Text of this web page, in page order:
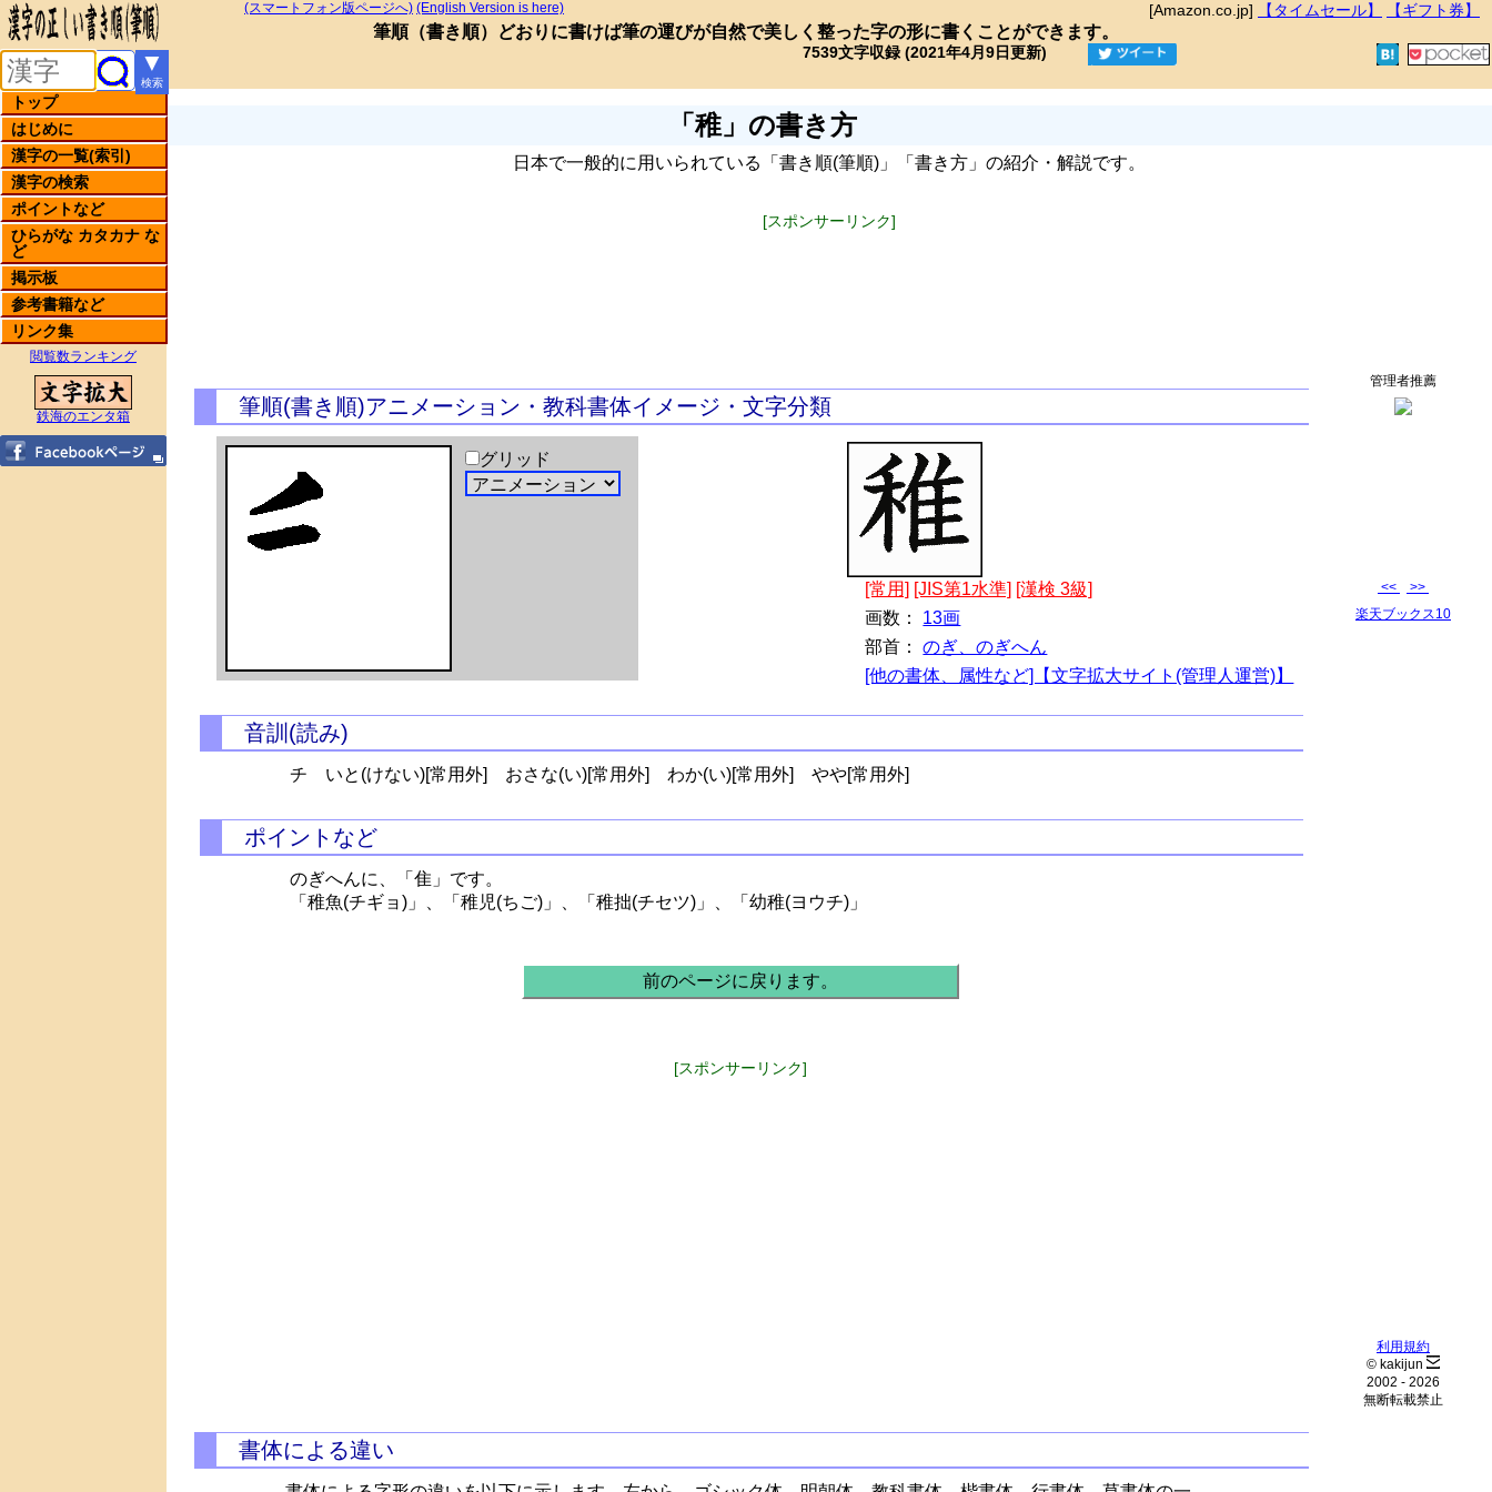
[Amazon.co.jp] 【タイムセール】 【ギフト券】
(スマートフォン版ページへ) (English Version is here)
筆順（書き順）どおりに書けば筆の運びが自然で美しく整った字の形に書くことができます。
7539文字収録 (2021年4月9日更新)
▼
検索
トップ
はじめに
漢字の一覧(索引)
漢字の検索
ポイントなど
ひらがな カタカナ な
ど
掲示板
参考書籍など
リンク集
閲覧数ランキング
鉄海のエンタ箱
「稚」の書き方
日本で一般的に用いられている「書き順(筆順)」「書き方」の紹介・解説です。
[スポンサーリンク]
筆順(書き順)アニメーション・教科書体イメージ・文字分類
グリッド
[常用] [JIS第1水準] [漢検 3級]
画数： 13画
部首：のぎ、のぎへん
[他の書体、属性など]【文字拡大サイト(管理人運営)】
音訓(読み)
チ いと(けない)[常用外] おさな(い)[常用外] わか(い)[常用外] やや[常用外]
ポイントなど
のぎへんに、「隹」です。
「稚魚(チギョ)」、「稚児(ちご)」、「稚拙(チセツ)」、「幼稚(ヨウチ)」
前のページに戻ります。
[スポンサーリンク]
書体による違い
管理者推薦
<<
>>
楽天ブックス10
利用規約
© kakijun
2002 - 2026
無断転載禁止